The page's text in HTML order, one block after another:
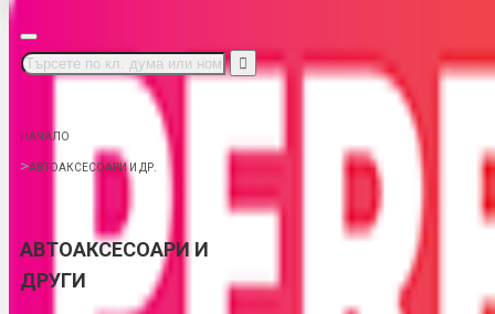
НАЧАЛО
АВТОАКСЕСОАРИ И ДР.
АВТОАКСЕСОАРИ И
ДРУГИ